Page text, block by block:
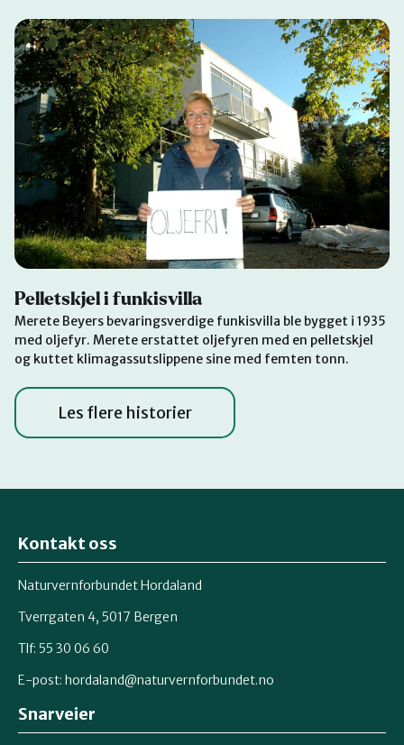
Pelletskjel i funkisvilla
Merete Beyers bevaringsverdige funkisvilla ble bygget i 1935
med oljefyr. Merete erstattet oljefyren med en pelletskjel
og kuttet klimagassutslippene sine med femten tonn.
Les flere historier
Kontakt oss
Naturvernforbundet Hordaland
Tverrgaten 4, 5017 Bergen
Tlf: 55 30 06 60
E-post: hordaland@naturvernforbundet.no
Snarveier